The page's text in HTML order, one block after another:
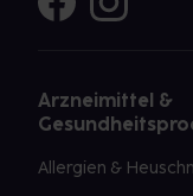
Arzneimittel &
Allergien &